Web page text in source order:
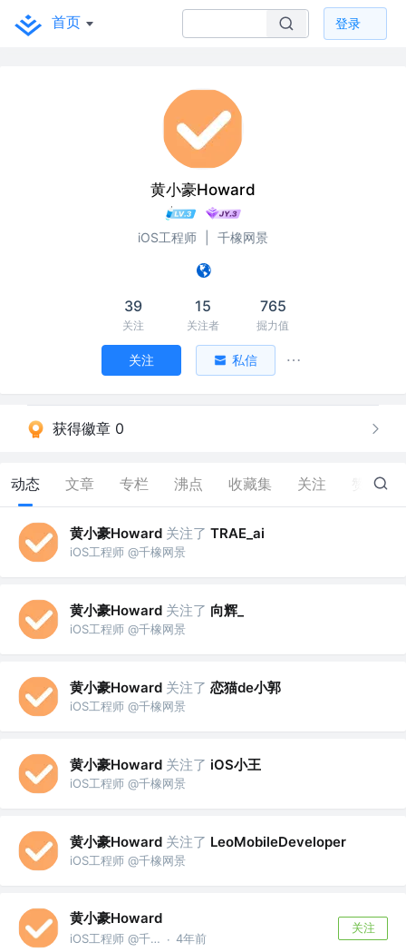
首页 登录
黄小豪Howard
iOS工程师 千橡网景
39
关注
15
关注者
765
掘力值
关注 私信
获得徽章 0
动态 文章 专栏 沸点 收藏集 关注 39
黄小豪Howard 关注了 TRAE_ai
iOS工程师 @千橡网景
黄小豪Howard 关注了 向辉_
iOS工程师 @千橡网景
黄小豪Howard 关注了 恋猫de小郭
iOS工程师 @千橡网景
黄小豪Howard 关注了 iOS小王
iOS工程师 @千橡网景
黄小豪Howard 关注了 LeoMobileDeveloper
iOS工程师 @千橡网景
黄小豪Howard
iOS工程师 @千橡网景 · 4年前
关注